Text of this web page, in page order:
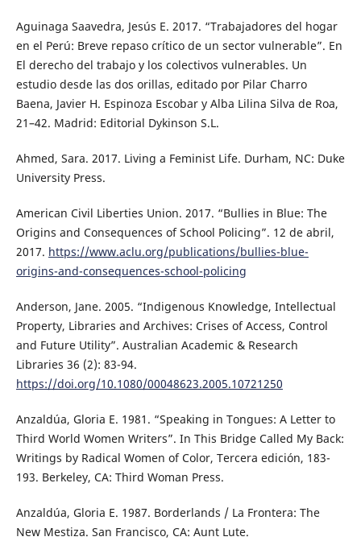
Aguinaga Saavedra, Jesús E. 2017. “Trabajadores del hogar
en el Perú: Breve repaso crítico de un sector vulnerable”. En
El derecho del trabajo y los colectivos vulnerables. Un
estudio desde las dos orillas, editado por Pilar Charro
Baena, Javier H. Espinoza Escobar y Alba Lilina Silva de Roa,
21–42. Madrid: Editorial Dykinson S.L.
Ahmed, Sara. 2017. Living a Feminist Life. Durham, NC: Duke
University Press.
American Civil Liberties Union. 2017. “Bullies in Blue: The
Origins and Consequences of School Policing”. 12 de abril,
2017. https://www.aclu.org/publications/bullies-blue-
origins-and-consequences-school-policing
Anderson, Jane. 2005. “Indigenous Knowledge, Intellectual
Property, Libraries and Archives: Crises of Access, Control
and Future Utility”. Australian Academic & Research
Libraries 36 (2): 83-94.
https://doi.org/10.1080/00048623.2005.10721250
Anzaldúa, Gloria E. 1981. “Speaking in Tongues: A Letter to
Third World Women Writers”. In This Bridge Called My Back:
Writings by Radical Women of Color, Tercera edición, 183-
193. Berkeley, CA: Third Woman Press.
Anzaldúa, Gloria E. 1987. Borderlands / La Frontera: The
New Mestiza. San Francisco, CA: Aunt Lute.